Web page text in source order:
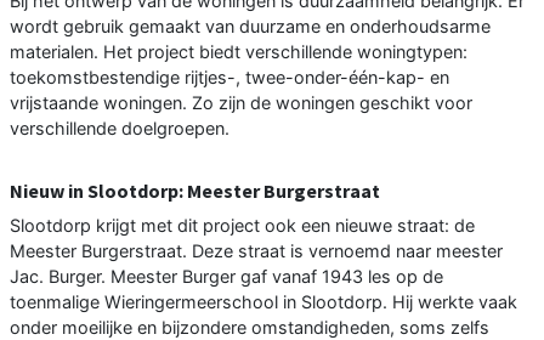
wordt gebruik gemaakt van duurzame en onderhoudsarme
materialen. Het project biedt verschillende woningtypen:
toekomstbestendige rijtjes-, twee-onder-één-kap- en
vrijstaande woningen. Zo zijn de woningen geschikt voor
verschillende doelgroepen.
Nieuw in Slootdorp: Meester Burgerstraat
Slootdorp krijgt met dit project ook een nieuwe straat: de
Meester Burgerstraat. Deze straat is vernoemd naar meester
Jac. Burger. Meester Burger gaf vanaf 1943 les op de
toenmalige Wieringermeerschool in Slootdorp. Hij werkte vaak
onder moeilijke en bijzondere omstandigheden, soms zelfs